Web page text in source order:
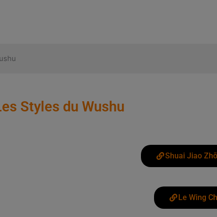
Styles du Wushu
Shuai Jiao
Le Wing